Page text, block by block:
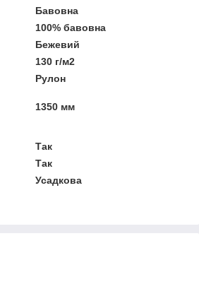
Бавовна
100% бавовна
Бежевий
130 г/м2
Рулон
1350 мм
Так
Так
Усадкова